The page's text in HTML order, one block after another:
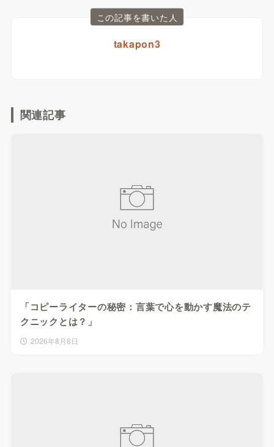
この記事を書いた人
takapon3
関連記事
「コピーライターの秘密：言葉で心を動かす魔法のテ
クニックとは？」
2026年8月8日